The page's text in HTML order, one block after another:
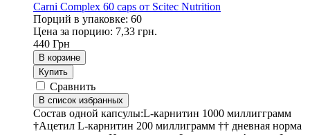
Carni Complex 60 caps от Scitec Nutrition
Порций в упаковке: 60
Цена за порцию: 7,33 грн.
440 Грн
В корзине
Купить
Сравнить
В список избранных
Состав одной капсулы:L-карнитин 1000 миллигграмм
†Ацетил L-карнитин 200 миллиграмм †† дневная норма